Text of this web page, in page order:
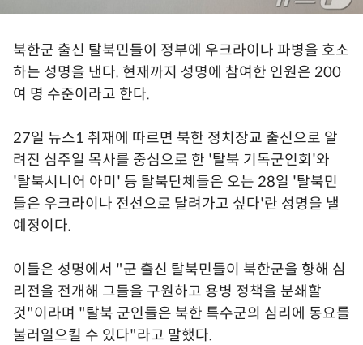
북한군 출신 탈북민들이 정부에 우크라이나 파병을 호소
하는 성명을 낸다. 현재까지 성명에 참여한 인원은 200
여 명 수준이라고 한다.
27일 뉴스1 취재에 따르면 북한 정치장교 출신으로 알
려진 심주일 목사를 중심으로 한 '탈북 기독군인회'와
'탈북시니어 아미' 등 탈북단체들은 오는 28일 '탈북민
들은 우크라이나 전선으로 달려가고 싶다'란 성명을 낼
예정이다.
이들은 성명에서 "군 출신 탈북민들이 북한군을 향해 심
리전을 전개해 그들을 구원하고 용병 정책을 분쇄할
것"이라며 "탈북 군인들은 북한 특수군의 심리에 동요를
불러일으킬 수 있다"라고 말했다.